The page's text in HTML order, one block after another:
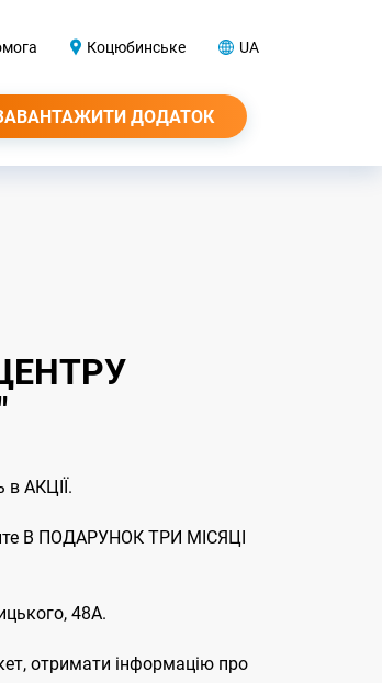
Коцюбинське UA
ДОДАТОК
в АКЦІЇ.
В ПОДАРУНОК ТРИ МІСЯЦІ
48А.
отримати інформацію про